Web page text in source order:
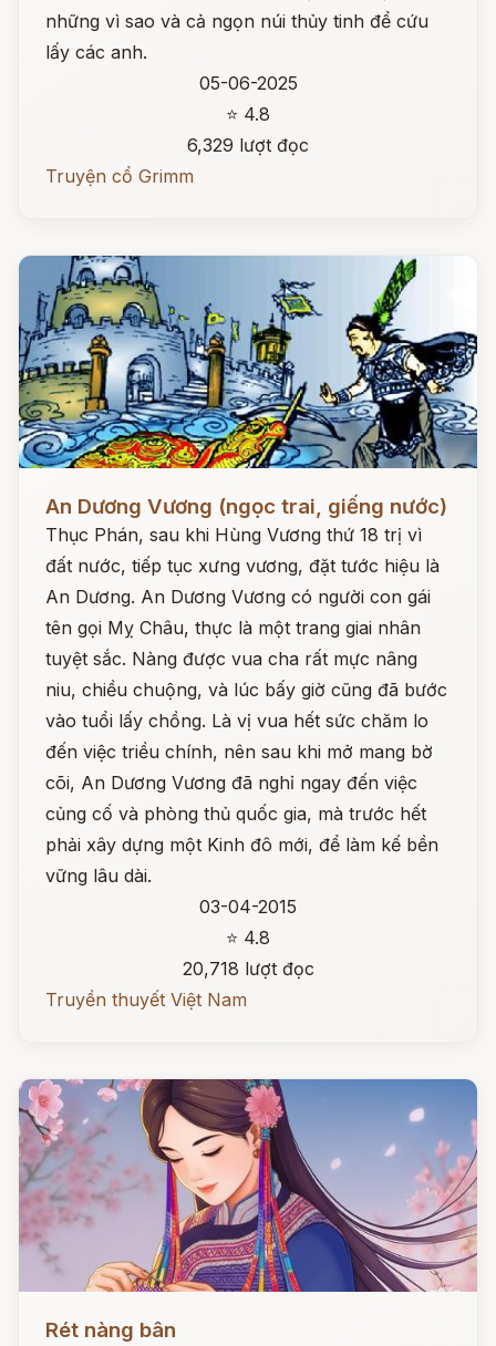
những vì sao và cả ngọn núi thủy tinh để cứu
lấy các anh.
05-06-2025
⭐ 4.8
6,329 lượt đọc
Truyện cổ Grimm
An Dương Vương (ngọc trai, giếng nước)
Thục Phán, sau khi Hùng Vương thứ 18 trị vì
đất nước, tiếp tục xưng vương, đặt tước hiệu là
An Dương. An Dương Vương có người con gái
tên gọi Mỵ Châu, thực là một trang giai nhân
tuyệt sắc. Nàng được vua cha rất mực nâng
niu, chiều chuộng, và lúc bấy giờ cũng đã bước
vào tuổi lấy chồng. Là vị vua hết sức chăm lo
đến việc triều chính, nên sau khi mở mang bờ
cõi, An Dương Vương đã nghỉ ngay đến việc
củng cố và phòng thủ quốc gia, mà trước hết
phải xây dựng một Kinh đô mới, để làm kế bền
vững lâu dài.
03-04-2015
⭐ 4.8
20,718 lượt đọc
Truyền thuyết Việt Nam
Rét nàng bân